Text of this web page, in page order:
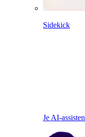
Sidekick
Je AI-